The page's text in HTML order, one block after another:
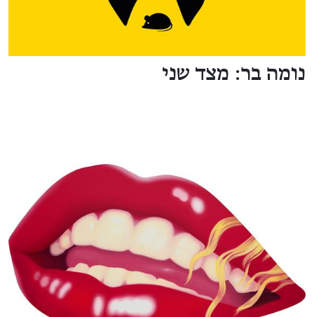
נומה בר: מצד שני